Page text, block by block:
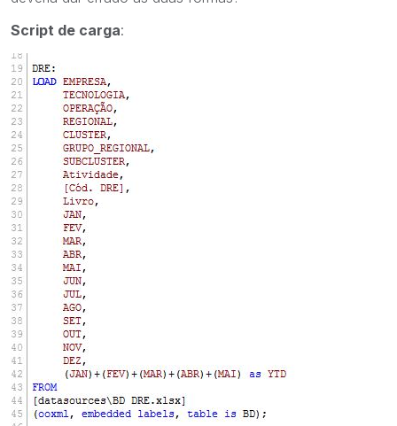
Script de carga: